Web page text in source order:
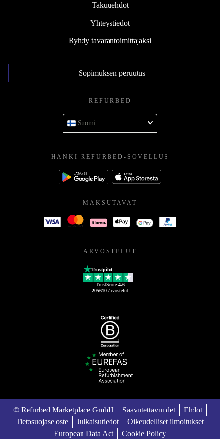
Takuuehdot
Yhteystiedot
Ryhdy tavarantoimittajaksi
Sopimuksen peruutus
REFURBED
Suomi
HANKI REFURBED-SOVELLUS
MAKSUTAVAT
ARVOSTELUT
Trustpilot
TrustScore 4.6
205610 Arvostelut
© Refurbed Marketplace GmbH Saavutettavuudet
Ehdot
Tietosuojaseloste
Julkaisutiedot
Oikeudelliset ilmoitukset
European Data Act
Cookie Policy